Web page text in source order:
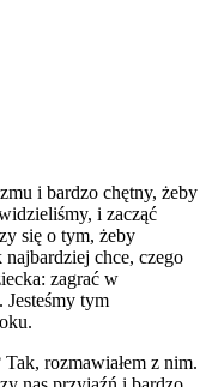
i bardzo chętny, żeby
i zacząć
się o tym, żeby
chce, czego
zagrać w
tym
rozmawiałem z nim.